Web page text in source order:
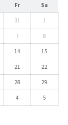
Fr Sa
31 1
7 8
14 15
21 22
28 29
4 5